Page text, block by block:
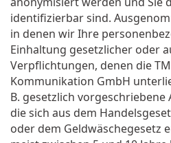
identifizierbar sind.
in denen wir Ihre
Einhaltung gesetzlicher oder
Verpflichtungen, denen die
Kommunikation GmbH
B. gesetzlich
die sich aus dem
oder dem Geldwäschegesetz